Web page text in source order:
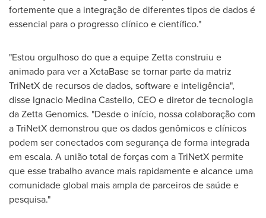
fortemente que a integração de diferentes tipos de dados é
essencial para o progresso clínico e científico."
"Estou orgulhoso do que a equipe Zetta construiu e
animado para ver a XetaBase se tornar parte da matriz
TriNetX de recursos de dados, software e inteligência",
disse Ignacio Medina Castello, CEO e diretor de tecnologia
da Zetta Genomics. "Desde o início, nossa colaboração com
a TriNetX demonstrou que os dados genômicos e clínicos
podem ser conectados com segurança de forma integrada
em escala. A união total de forças com a TriNetX permite
que esse trabalho avance mais rapidamente e alcance uma
comunidade global mais ampla de parceiros de saúde e
pesquisa."